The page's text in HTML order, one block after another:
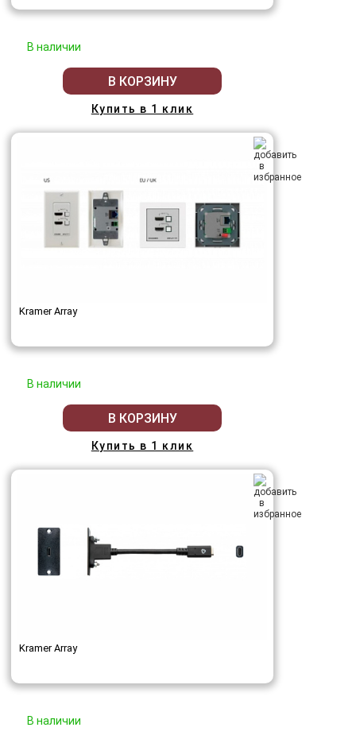
В наличии
В КОРЗИНУ
Купить в 1 клик
Kramer Array
В наличии
В КОРЗИНУ
Купить в 1 клик
Kramer Array
В наличии